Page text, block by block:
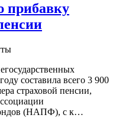
прибавку
составила всего 3 900
страховой пенсии,
(НАПФ), с к…